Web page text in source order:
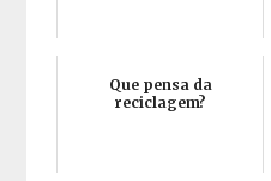
Que pensa da
reciclagem?